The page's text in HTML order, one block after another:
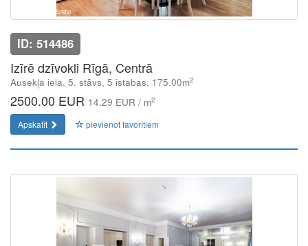
ID: 514486
Izīrē dzīvokli Rīgā, Centrā
Ausekļa iela, 5. stāvs, 5 istabas, 175.00m2
2500.00 EUR 14.29 EUR / m2
Apskatīt pievienot favorītiem